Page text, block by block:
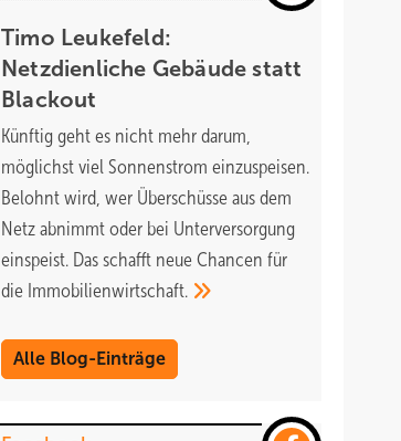
Timo Leukefeld:
Netzdienliche Gebäude statt
Blackout
Künftig geht es nicht mehr darum,
möglichst viel Sonnenstrom einzuspeisen.
Belohnt wird, wer Überschüsse aus dem
Netz abnimmt oder bei Unterversorgung
einspeist. Das schafft neue Chancen für
die Immobilienwirtschaft.
Alle Blog-Einträge